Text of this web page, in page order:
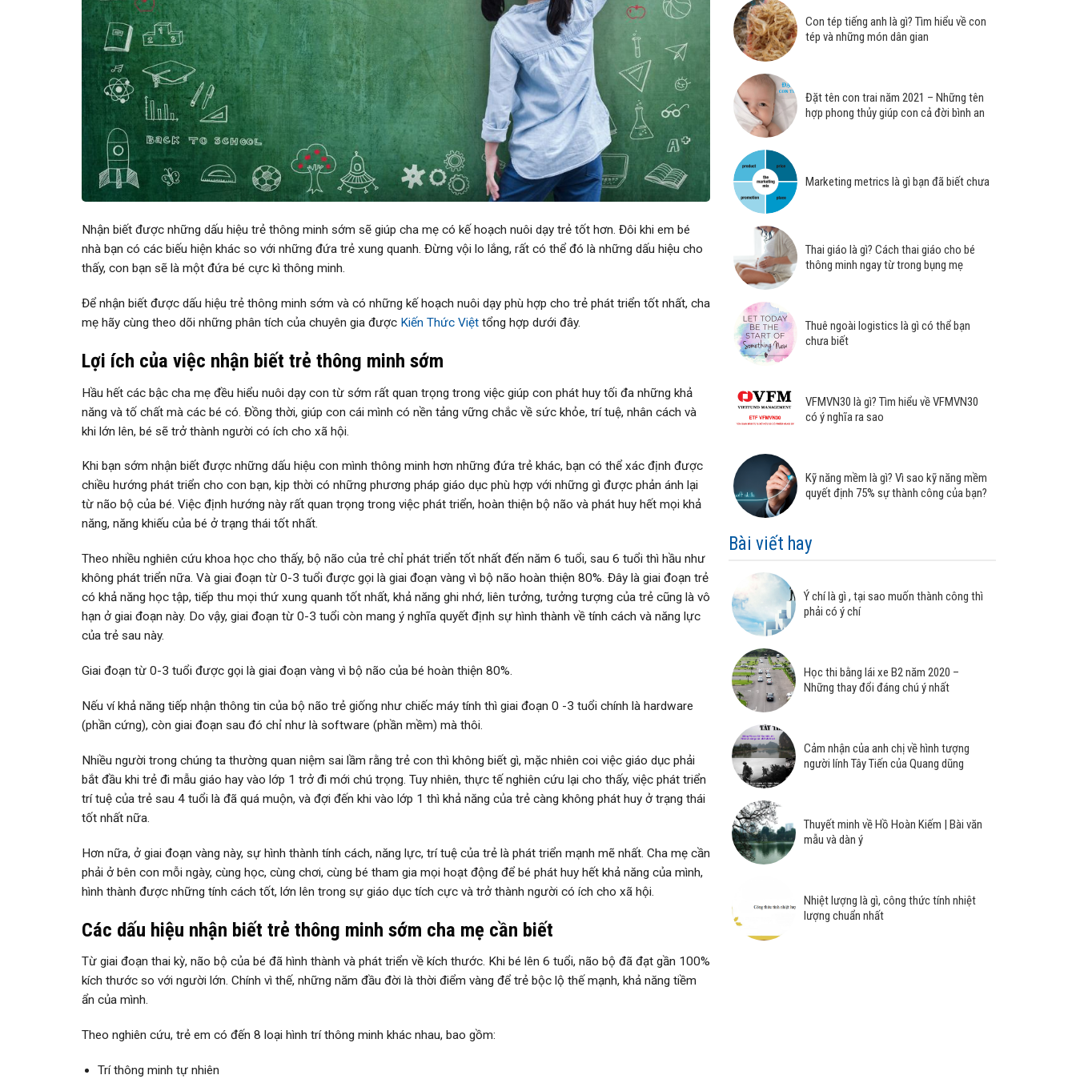
Nhận biết được những dấu hiệu trẻ thông minh sớm sẽ giúp cha mẹ có kế hoạch nuôi dạy trẻ tốt hơn. Đôi khi em bé
nhà bạn có các biếu hiện khác so với những đứa trẻ xung quanh. Đừng vội lo lắng, rất có thể đó là những dấu hiệu cho
thấy, con bạn sẽ là một đứa bé cực kì thông minh.
Để nhận biết được dấu hiệu trẻ thông minh sớm và có những kế hoạch nuôi dạy phù hợp cho trẻ phát triển tốt nhất, cha
mẹ hãy cùng theo dõi những phân tích của chuyên gia được Kiến Thức Việt tổng hợp dưới đây.
Lợi ích của việc nhận biết trẻ thông minh sớm
Hầu hết các bậc cha mẹ đều hiểu nuôi dạy con từ sớm rất quan trọng trong việc giúp con phát huy tối đa những khả
năng và tố chất mà các bé có. Đồng thời, giúp con cái mình có nền tảng vững chắc về sức khỏe, trí tuệ, nhân cách và
khi lớn lên, bé sẽ trở thành người có ích cho xã hội.
Khi bạn sớm nhận biết được những dấu hiệu con mình thông minh hơn những đứa trẻ khác, bạn có thể xác định được
chiều hướng phát triển cho con bạn, kịp thời có những phương pháp giáo dục phù hợp với những gì được phản ánh lại
từ não bộ của bé. Việc định hướng này rất quan trọng trong việc phát triển, hoàn thiện bộ não và phát huy hết mọi khả
năng, năng khiếu của bé ở trạng thái tốt nhất.
Theo nhiều nghiên cứu khoa học cho thấy, bộ não của trẻ chỉ phát triển tốt nhất đến năm 6 tuổi, sau 6 tuổi thì hầu như
không phát triển nữa. Và giai đoạn từ 0-3 tuổi được gọi là giai đoạn vàng vì bộ não hoàn thiện 80%. Đây là giai đoạn trẻ
có khả năng học tập, tiếp thu mọi thứ xung quanh tốt nhất, khả năng ghi nhớ, liên tưởng, tưởng tượng của trẻ cũng là vô
hạn ở giai đoạn này. Do vậy, giai đoạn từ 0-3 tuổi còn mang ý nghĩa quyết định sự hình thành về tính cách và năng lực
của trẻ sau này.
Giai đoạn từ 0-3 tuổi được gọi là giai đoạn vàng vì bộ não của bé hoàn thiện 80%.
Nếu ví khả năng tiếp nhận thông tin của bộ não trẻ giống như chiếc máy tính thì giai đoạn 0 -3 tuổi chính là hardware
(phần cứng), còn giai đoạn sau đó chỉ như là software (phần mềm) mà thôi.
Nhiều người trong chúng ta thường quan niệm sai lầm rằng trẻ con thì không biết gì, mặc nhiên coi việc giáo dục phải
bắt đầu khi trẻ đi mẫu giáo hay vào lớp 1 trở đi mới chú trọng. Tuy nhiên, thực tế nghiên cứu lại cho thấy, việc phát triển
trí tuệ của trẻ sau 4 tuổi là đã quá muộn, và đợi đến khi vào lớp 1 thì khả năng của trẻ càng không phát huy ở trạng thái
tốt nhất nữa.
Hơn nữa, ở giai đoạn vàng này, sự hình thành tính cách, năng lực, trí tuệ của trẻ là phát triển mạnh mẽ nhất. Cha mẹ cần
phải ở bên con mỗi ngày, cùng học, cùng chơi, cùng bé tham gia mọi hoạt động để bé phát huy hết khả năng của mình,
hình thành được những tính cách tốt, lớn lên trong sự giáo dục tích cực và trở thành người có ích cho xã hội.
Các dấu hiệu nhận biết trẻ thông minh sớm cha mẹ cần biết
Từ giai đoạn thai kỳ, não bộ của bé đã hình thành và phát triển về kích thước. Khi bé lên 6 tuổi, não bộ đã đạt gần 100%
kích thước so với người lớn. Chính vì thế, những năm đầu đời là thời điểm vàng để trẻ bộc lộ thế mạnh, khả năng tiềm
ẩn của mình.
Theo nghiên cứu, trẻ em có đến 8 loại hình trí thông minh khác nhau, bao gồm:
Trí thông minh tự nhiên
Con tép tiếng anh là gì? Tìm hiểu về con
tép và những món dân gian
Đặt tên con trai năm 2021 – Những tên
hợp phong thủy giúp con cả đời bình an
Marketing metrics là gì bạn đã biết chưa
Thai giáo là gì? Cách thai giáo cho bé
thông minh ngay từ trong bụng mẹ
Thuê ngoài logistics là gì có thể bạn
chưa biết
VFMVN30 là gì? Tìm hiểu về VFMVN30
có ý nghĩa ra sao
Kỹ năng mềm là gì? Vì sao kỹ năng mềm
quyết định 75% sự thành công của bạn?
Bài viết hay
Ý chí là gì , tại sao muốn thành công thì
phải có ý chí
Học thi bằng lái xe B2 năm 2020 –
Những thay đổi đáng chú ý nhất
Cảm nhận của anh chị về hình tượng
người lính Tây Tiến của Quang dũng
Thuyết minh về Hồ Hoàn Kiếm | Bài văn
mẫu và dàn ý
Nhiệt lượng là gì, công thức tính nhiệt
lượng chuẩn nhất